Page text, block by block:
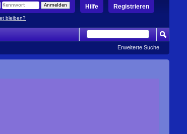
Registrieren
Hilfe
bleiben?
Erweiterte Suche